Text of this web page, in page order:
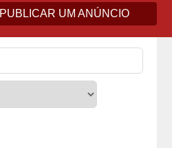
PUBLICAR UM ANÚNCIO